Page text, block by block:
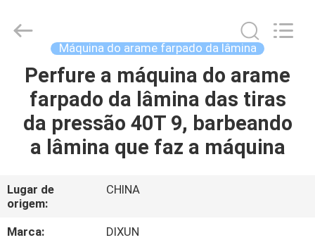
CASA
PRODUTOS
DE
VR
Mesh
Products
Reserved.
Máquina do arame farpado da lâmina
Perfure a máquina do arame
farpado da lâmina das tiras
da pressão 40T 9, barbeando
a lâmina que faz a máquina
Lugar de
origem:
CHINA
Marca:
DIXUN